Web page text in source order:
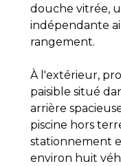
douche vitrée,
indépendante
rangement.
À l'extérieur,
paisible situé
arrière
piscine hors
stationnement
environ huit